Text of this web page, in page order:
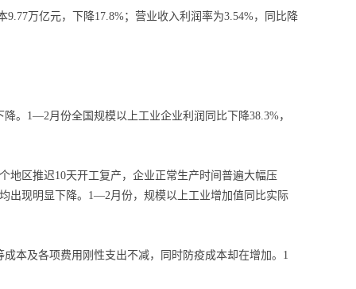
万亿元，下降17.8%；营业收入利润率为3.54%，同比降
1—2月份全国规模以上工业企业利润同比下降38.3%，
区推迟10天开工复产，企业正常生产时间普遍大幅压
出现明显下降。1—2月份，规模以上工业增加值同比实际
本及各项费用刚性支出不减，同时防疫成本却在增加。1